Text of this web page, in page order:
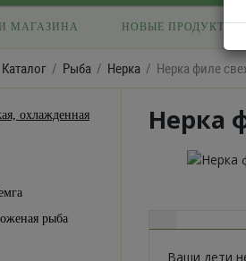
МАГАЗИНА НОВЫЕ ПРОДУКТЫ
Каталог Рыба Нерка Нерка филе
охлажденная
рыба
Нерка
Ваши дети